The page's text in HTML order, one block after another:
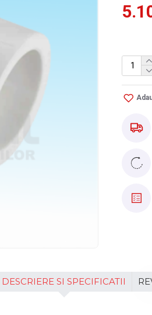
Tara
DESCRIERE SI SPECIFICATII